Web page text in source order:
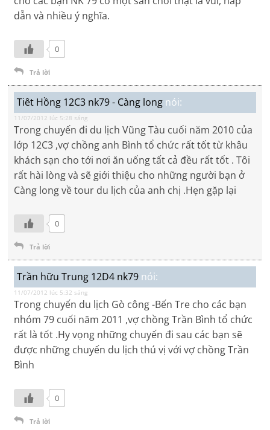
dẫn và nhiều ý nghĩa.
0
Trả lời
Tiêt Hồng 12C3 nk79 - Càng long nói:
11/07/2012 lúc 5:28 sáng
Trong chuyến đi du lịch Vũng Tàu cuối năm 2010 của
lớp 12C3 ,vợ chồng anh Bình tổ chức rất tốt từ khâu
khách sạn cho tới nơi ăn uống tất cả đều rất tốt . Tôi
rất hài lòng và sẽ giới thiệu cho những người bạn ở
Càng long về tour du lịch của anh chị .Hẹn gặp lại
0
Trả lời
Trần hữu Trung 12D4 nk79 nói:
11/07/2012 lúc 5:32 sáng
Trong chuyến du lịch Gò công -Bến Tre cho các bạn
nhóm 79 cuối năm 2011 ,vợ chồng Trần Bình tổ chức
rất là tốt .Hy vọng những chuyến đi sau các bạn sẽ
được những chuyến du lịch thú vị với vợ chồng Trần
Bình
0
Trả lời